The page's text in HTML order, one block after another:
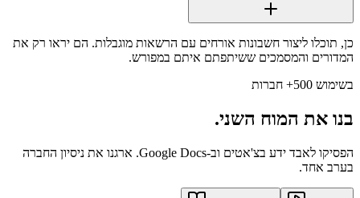
כן, תוכלו ליצור חשבונות אורחים עם הרשאות מוגבלות. הם יראו רק את
המדורים והמסמכים ששיתפתם איתם במפורש.
בשימוש 500+ חברות
בנו את המוח השני.
הפסיקו לאבד ידע בצ'אטים וב-Google Docs. ארגנו את ניסיון החברה
בערב אחד.